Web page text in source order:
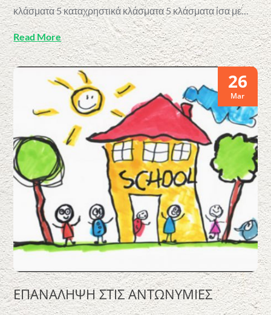
κλάσματα 5 καταχρηστικά κλάσματα 5 κλάσματα ίσα με…
Read More
26
Mar
ΕΠΑΝΑΛΗΨΗ ΣΤΙΣ ΑΝΤΩΝΥΜΙΕΣ